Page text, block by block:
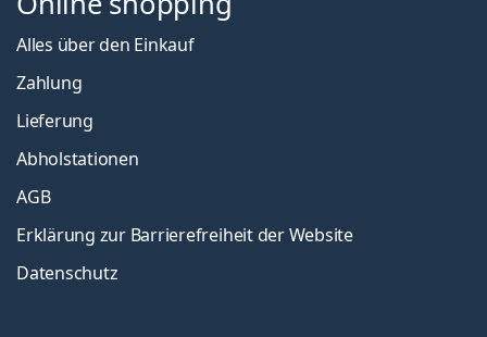
Alles über den Einkauf
Zahlung
Lieferung
Abholstationen
AGB
Erklärung zur Barrierefreiheit der Website
Datenschutz